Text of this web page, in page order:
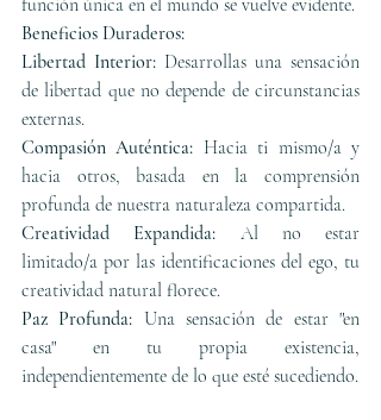
función única en el mundo se vuelve evidente.
Beneficios Duraderos:
Libertad Interior: Desarrollas una sensación
de libertad que no depende de circunstancias
externas.
Compasión Auténtica: Hacia ti mismo/a y
hacia otros, basada en la comprensión
profunda de nuestra naturaleza compartida.
Creatividad Expandida: Al no estar
limitado/a por las identificaciones del ego, tu
creatividad natural florece.
Paz Profunda: Una sensación de estar "en
casa" en tu propia existencia,
independientemente de lo que esté sucediendo.